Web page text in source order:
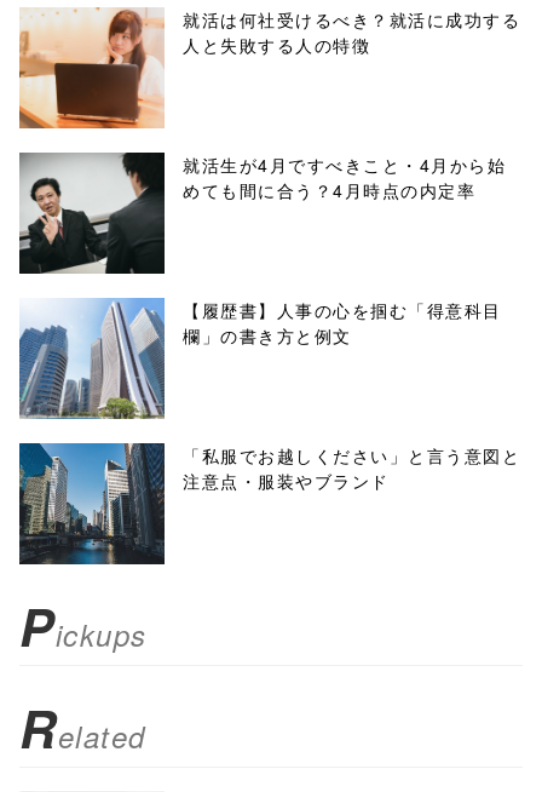
parts/sns-
buttons.php on
line10
/1045290"
onclick="windo
w.open(this.hre
f, 'Gwindow',
'width=550,
height=450,
menubar=no,
toolbar=no,
scrollbars=yes'
false;"> シェア
就活は何社受けるべき？就活に成功する
人と失敗する人の特徴
就活生が4月ですべきこと・4月から始
めても間に合う？4月時点の内定率
【履歴書】人事の心を掴む「得意科目
欄」の書き方と例文
「私服でお越しください」と言う意図と
注意点・服装やブランド
Pickups
Related